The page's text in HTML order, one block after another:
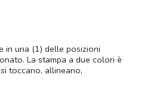
in una (1) delle posizioni
La stampa a due colori è
toccano, allineano,